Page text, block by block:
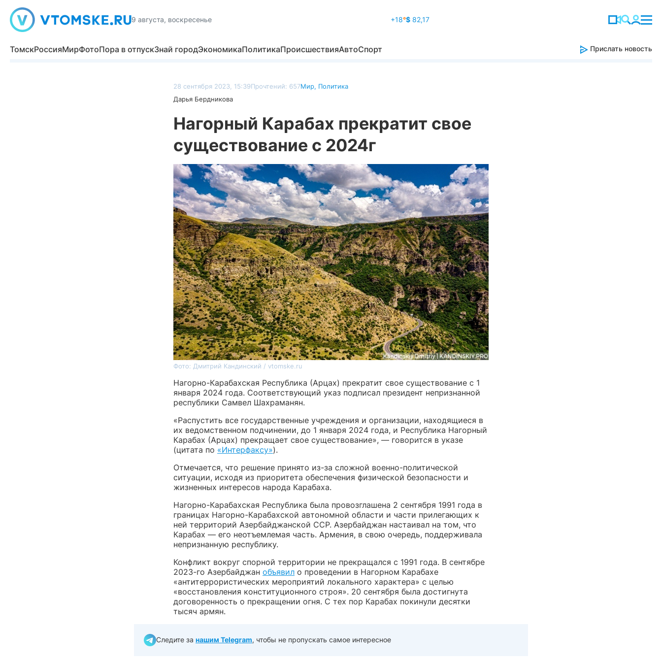
9 августа, воскресенье +18°$ 82,17
ТомскРоссияМирФотоПора в отпускЗнай городЭкономикаПолитикаПроисшествияАвтоСпорт Прислать новость
28 сентября 2023, 15:39Прочтений: 657Мир, Политика
Дарья Бердникова
Нагорный Карабах прекратит свое
существование с 2024г
Фото: Дмитрий Кандинский / vtomske.ru
Нагорно-Карабахская Республика (Арцах) прекратит свое существование с 1
января 2024 года. Соответствующий указ подписал президент непризнанной
республики Самвел Шахраманян.
«Распустить все государственные учреждения и организации, находящиеся в
их ведомственном подчинении, до 1 января 2024 года, и Республика Нагорный
Карабах (Арцах) прекращает свое существование», — говорится в указе
(цитата по «Интерфаксу»).
Отмечается, что решение принято из-за сложной военно-политической
ситуации, исходя из приоритета обеспечения физической безопасности и
жизненных интересов народа Карабаха.
Нагорно-Карабахская Республика была провозглашена 2 сентября 1991 года в
границах Нагорно-Карабахской автономной области и части прилегающих к
ней территорий Азербайджанской ССР. Азербайджан настаивал на том, что
Карабах — его неотъемлемая часть. Армения, в свою очередь, поддерживала
непризнанную республику.
Конфликт вокруг спорной территории не прекращался с 1991 года. В сентябре
2023-го Азербайджан объявил о проведении в Нагорном Карабахе
«антитеррористических мероприятий локального характера» с целью
«восстановления конституционного строя». 20 сентября была достигнута
договоренность о прекращении огня. С тех пор Карабах покинули десятки
тысяч армян.
Следите за нашим Telegram, чтобы не пропускать самое интересное